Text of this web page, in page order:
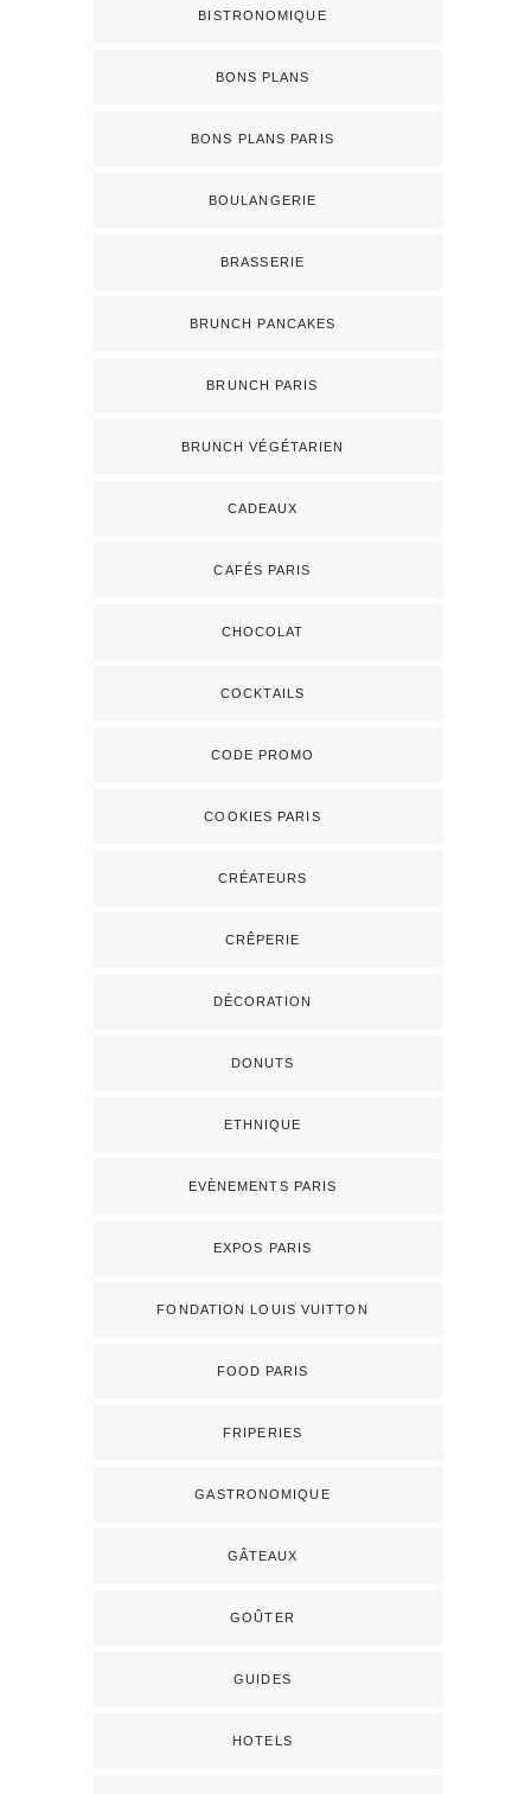
BISTRONOMIQUE
BONS PLANS
BONS PLANS PARIS
BOULANGERIE
BRASSERIE
BRUNCH PANCAKES
BRUNCH PARIS
BRUNCH VÉGÉTARIEN
CADEAUX
CAFÉS PARIS
CHOCOLAT
COCKTAILS
CODE PROMO
COOKIES PARIS
CRÉATEURS
CRÊPERIE
DÉCORATION
DONUTS
ETHNIQUE
EVÈNEMENTS PARIS
EXPOS PARIS
FONDATION LOUIS VUITTON
FOOD PARIS
FRIPERIES
GASTRONOMIQUE
GÂTEAUX
GOÛTER
GUIDES
HOTELS